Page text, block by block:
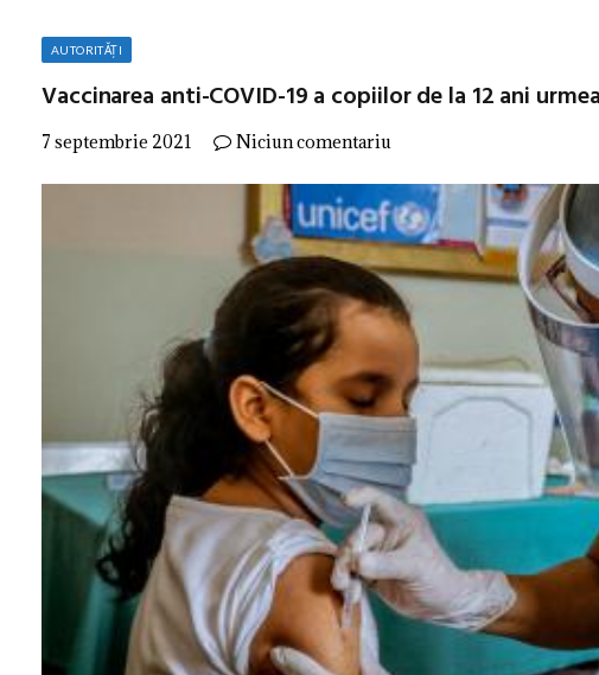
AUTORITĂȚI
Vaccinarea anti-COVID-19 a copiilor de la 12 ani
7 septembrie 2021 Niciun comentariu